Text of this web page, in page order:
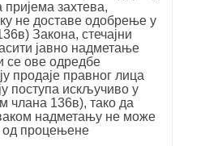
захтева,
не доставе одобрење у
Закона, стечајни
јавно надметање
се ове одредбе
продаје правног лица
поступа искључиво у
члана 136в), тако да
надметању не може
процењене